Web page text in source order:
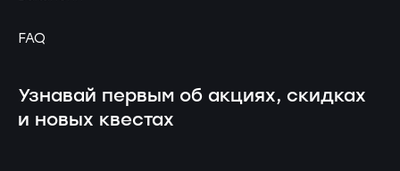
FAQ
Узнавай первым об акциях, скидках
и новых квестах